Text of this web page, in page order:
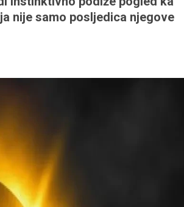
nije samo posljedica njegove